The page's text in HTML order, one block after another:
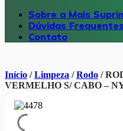
Sobre a Mais
Dúvidas Frequentes
Contato
Início /Limpeza /Rodo /
VERMELHO S/ CABO –